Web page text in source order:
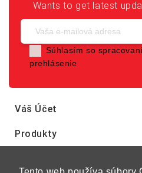
Wants to get latest
Súhlasím so
prehlásenie
Váš Účet
Produkty